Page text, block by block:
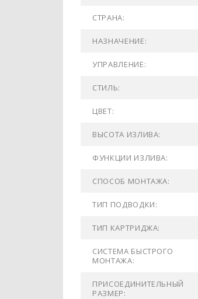
СТРАНА:
НАЗНАЧЕНИЕ:
УПРАВЛЕНИЕ:
СТИЛЬ:
ЦВЕТ:
ВЫСОТА ИЗЛИВА:
ФУНКЦИИ ИЗЛИВА:
СПОСОБ МОНТАЖА:
ТИП ПОДВОДКИ:
ТИП КАРТРИДЖА:
СИСТЕМА БЫСТРОГО
МОНТАЖА:
ПРИСОЕДИНИТЕЛЬНЫЙ
РАЗМЕР: